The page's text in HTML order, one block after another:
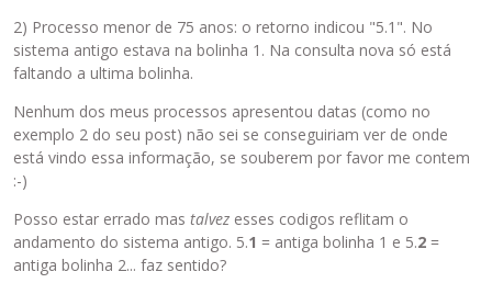
2) Processo menor de 75 anos: o retorno indicou "5.1". No
sistema antigo estava na bolinha 1. Na consulta nova só está
faltando a ultima bolinha.
Nenhum dos meus processos apresentou datas (como no
exemplo 2 do seu post) não sei se conseguiriam ver de onde
está vindo essa informação, se souberem por favor me contem
:-)
Posso estar errado mas talvez esses codigos reflitam o
andamento do sistema antigo. 5.1 = antiga bolinha 1 e 5.2 =
antiga bolinha 2... faz sentido?